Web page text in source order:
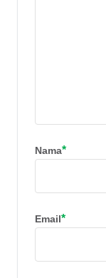
Nama*
Email*